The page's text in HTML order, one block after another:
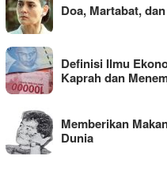
Doa, Martabat,
Definisi Ilmu
Kaprah dan
Memberikan
Dunia